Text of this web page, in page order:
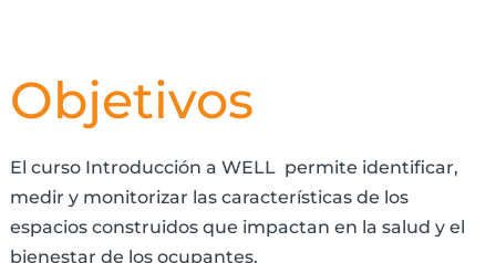
Objetivos
El curso Introducción a WELL permite identificar,
medir y monitorizar las características de los
espacios construidos que impactan en la salud y el
bienestar de los ocupantes.